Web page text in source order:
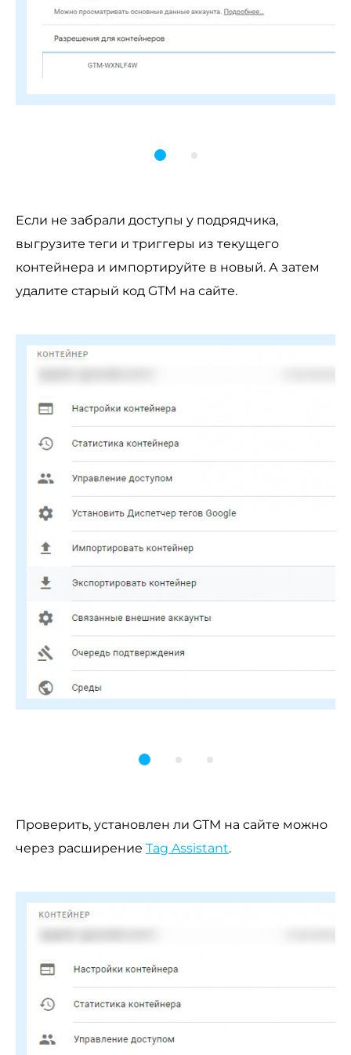
Если не забрали доступы у подрядчика,
выгрузите теги и триггеры из текущего
контейнера и импортируйте в новый. А затем
удалите старый код GTM на сайте.
Проверить, установлен ли GTM на сайте можно
через расширение Tag Assistant.